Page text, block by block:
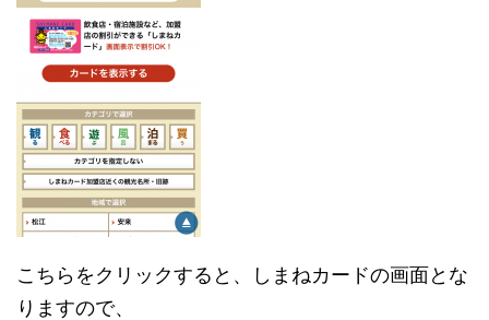
こちらをクリックすると、しまねカードの画面とな
りますので、